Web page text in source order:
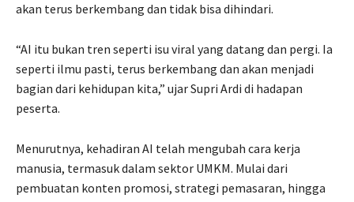
akan terus berkembang dan tidak bisa dihindari.
“AI itu bukan tren seperti isu viral yang datang dan pergi. Ia
seperti ilmu pasti, terus berkembang dan akan menjadi
bagian dari kehidupan kita,” ujar Supri Ardi di hadapan
peserta.
Menurutnya, kehadiran AI telah mengubah cara kerja
manusia, termasuk dalam sektor UMKM. Mulai dari
pembuatan konten promosi, strategi pemasaran, hingga